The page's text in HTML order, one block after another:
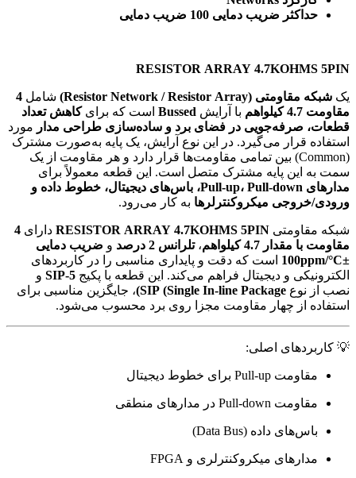
حداکثر ضریب دمایی 100 ضریب دمایی
RESISTOR ARRAY 4.7KOHMS 5PIN
یک شبکه مقاومتی (Resistor Network / Resistor Array) شامل 4
مقاومت 4.7 کیلو‌اهم
با آرایش Bussed است که برایکاهش تعداد
قطعات، صرفه‌جویی در فضای برد و ساده‌سازی طراحی مدار مورد
استفاده قرار می‌گیرد. در این نوع آرایش، یک پایه به‌صورت مشترک
(Common) بین تمامی مقاومت‌ها قرار دارد و هر مقاومت از یک
سمت به این پایه مشترک متصل است. این قطعه معمولاً برای
مدارهای Pull-up، Pull-down، باس‌های دیجیتال، خطوط داده و
ورودی/خروجی میکروکنترلرها به کار می‌رود.
شبکه مقاومتی RESISTOR ARRAY 4.7KOHMS 5PIN دارای 4
مقاومت با مقدار 4.7 کیلو‌اهم
،تلرانس 2 درصد و ضریب دمایی
±100ppm/°C
است که دقت و پایداری مناسبی را در کاربردهای
الکترونیکی و دیجیتال فراهم می‌کند. این قطعه با پکیج SIP-5 و
نصب از نوع SIP (Single In-line Package) ، جایگزین مناسبی برای
استفاده از چهار مقاومت مجزا روی برد محسوب می‌شود.
💡 کاربردهای اصلی:
مقاومت Pull-up برای خطوط دیجیتال
مقاومت Pull-down در مدارهای منطقی
باس‌های داده (Data Bus)
مدارهای میکروکنترلری و FPGA